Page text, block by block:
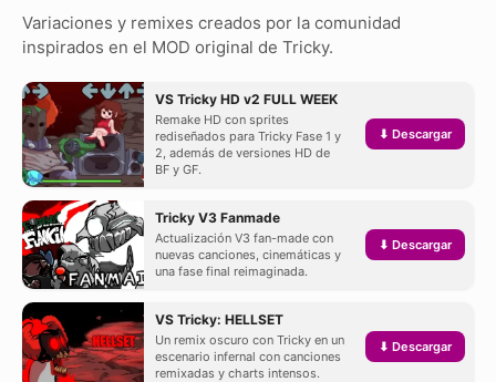
Variaciones y remixes creados por la comunidad
inspirados en el MOD original de Tricky.
VS Tricky HD v2 FULL WEEK
Remake HD con sprites
rediseñados para Tricky Fase 1 y
2, además de versiones HD de
BF y GF.
⬇ Descargar
Tricky V3 Fanmade
Actualización V3 fan-made con
nuevas canciones, cinemáticas y
una fase final reimaginada.
⬇ Descargar
VS Tricky: HELLSET
Un remix oscuro con Tricky en un
escenario infernal con canciones
remixadas y charts intensos.
⬇ Descargar